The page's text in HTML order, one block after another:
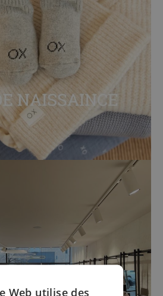
Web utilise des